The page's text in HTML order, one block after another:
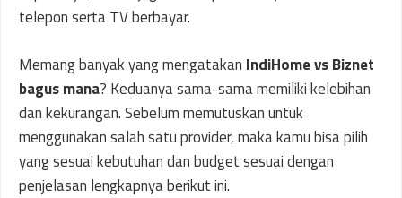
telepon serta TV berbayar.
Memang banyak yang mengatakan IndiHome vs Biznet
bagus mana? Keduanya sama-sama memiliki kelebihan
dan kekurangan. Sebelum memutuskan untuk
menggunakan salah satu provider, maka kamu bisa pilih
yang sesuai kebutuhan dan budget sesuai dengan
penjelasan lengkapnya berikut ini.